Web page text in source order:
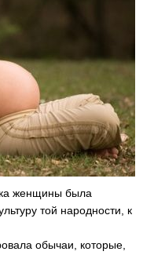
женщины была
той народности, к
обычаи, которые,